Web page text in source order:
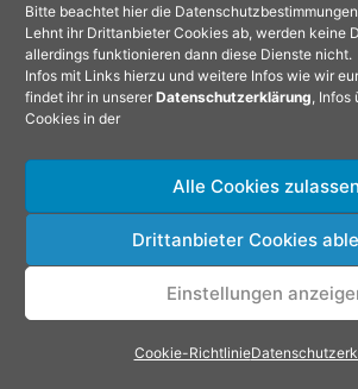
Bitte beachtet hier die
Lehnt ihr Drittanbieter Cookies ab, werden keine
allerdings funktionieren dann diese Dienste nicht.
Infos mit Links hierzu und weitere Infos wie wir
findet ihr in unserer Datenschutzerklärung, Infos
Cookies in der
Alle Cookies zulassen
Drittanbieter Cookies
Einstellungen
Cookie-Richtlinie
Hallo 🙂
Eure Einträge sind zwar schon
Ich äuge für meinen Kasten-
Habe die Seitz de Luxe